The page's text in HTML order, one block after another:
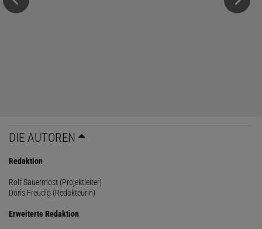
DIE AUTOREN
Redaktion
Rolf Sauermost (Projektleiter)
Doris Freudig (Redakteurin)
Erweiterte Redaktion